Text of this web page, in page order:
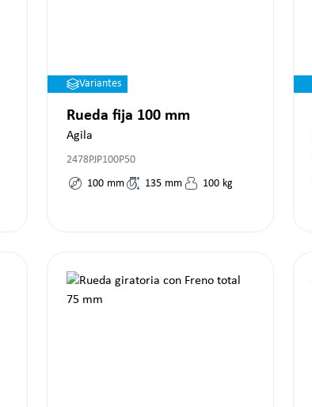
Variantes
Rueda fija 100 mm
Agila
2478PJP100P50
100 mm 135 mm 100 kg